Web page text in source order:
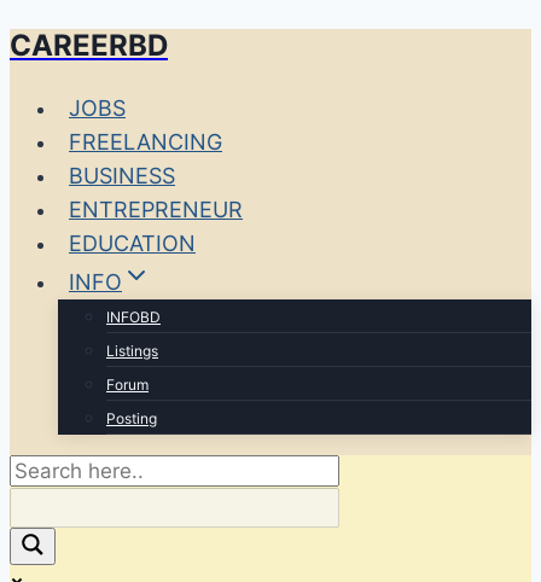
Skip
content
CAREERBD
JOBS
FREELANCING
BUSINESS
ENTREPRENEUR
EDUCATION
INFO
INFOBD
Listings
Forum
Posting